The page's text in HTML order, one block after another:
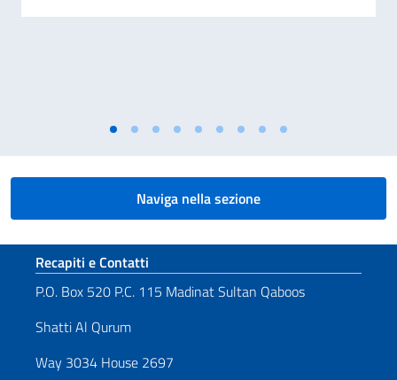
Naviga nella sezione
Sezione footer
Recapiti e Contatti
P.O. Box 520 P.C. 115 Madinat Sultan Qaboos
Shatti Al Qurum
Way 3034 House 2697